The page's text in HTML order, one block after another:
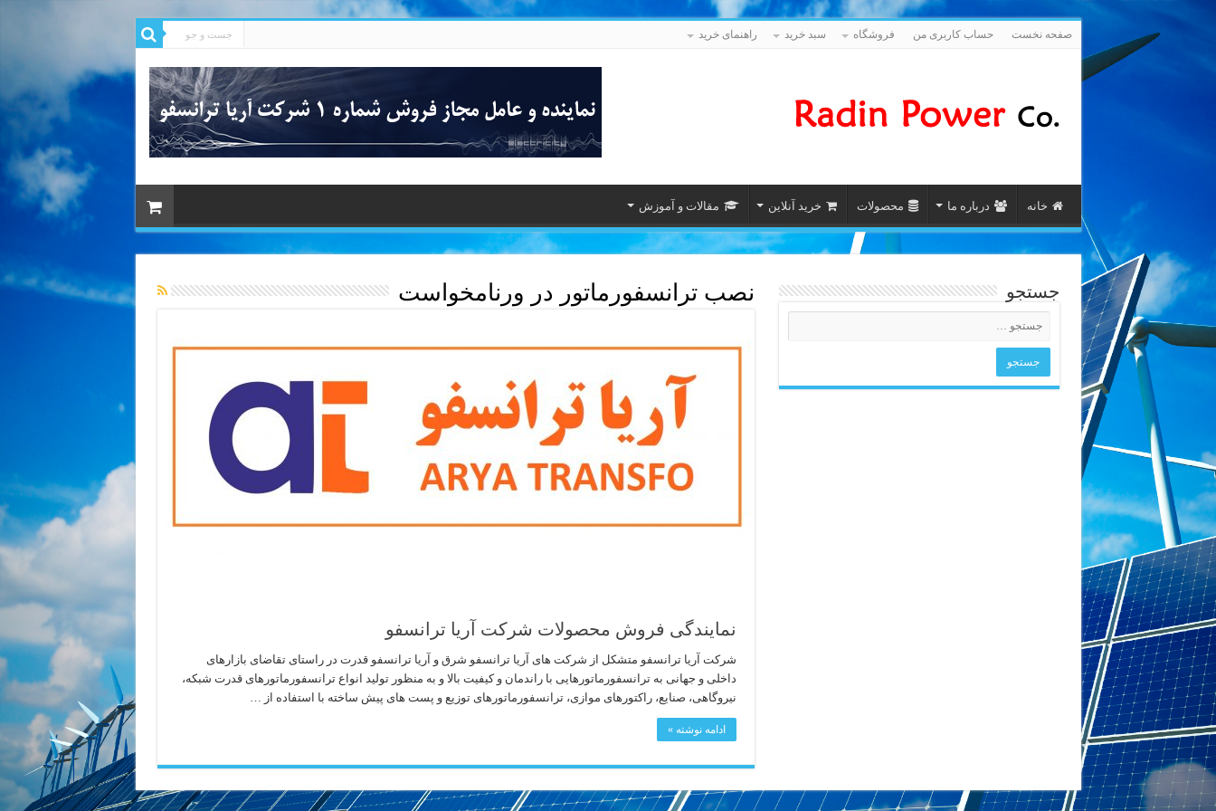
صفحه نخست حساب کاربری من فروشگاه سبد خرید راهنمای خرید
خانه درباره ما محصولات خرید آنلاین مقالات و آموزش
نصب ترانسفورماتور در ورنامخواست
نمایندگی فروش محصولات شرکت آریا ترانسفو
شرکت آریا ترانسفو متشکل از شرکت های آریا ترانسفو شرق و آریا ترانسفو قدرت در راستای تقاضای بازارهای
داخلی و جهانی به ترانسفورماتورهایی با راندمان و کیفیت بالا و به منظور تولید انواع ترانسفورماتورهای قدرت شبکه،
نیروگاهی، صنایع، راکتورهای موازی، ترانسفورماتورهای توزیع و پست های پیش ساخته با استفاده از …
ادامه نوشته »
جستجو